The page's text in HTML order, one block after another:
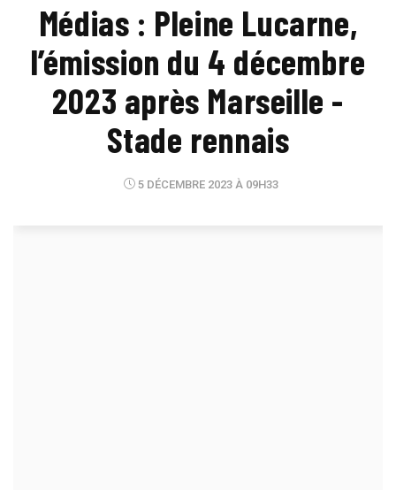
Médias : Pleine Lucarne,
l’émission du 4 décembre
2023 après Marseille -
Stade rennais
5 DÉCEMBRE 2023 À 09H33